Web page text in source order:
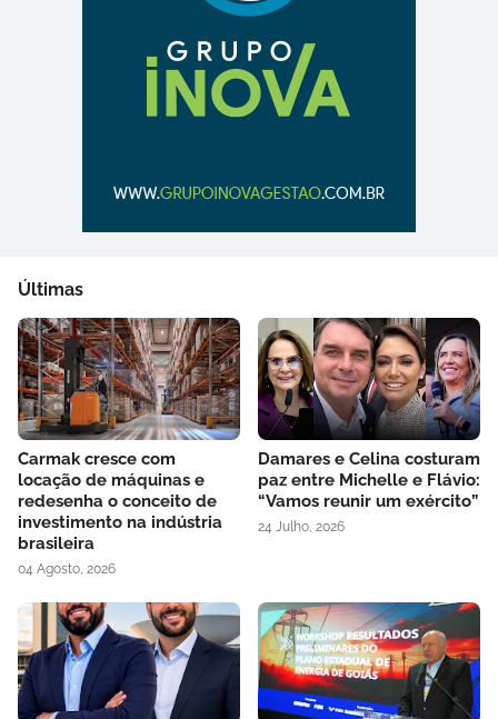
Últimas
Carmak cresce com
locação de máquinas e
redesenha o conceito de
investimento na indústria
brasileira
04 Agosto, 2026
Damares e Celina costuram
paz entre Michelle e Flávio:
“Vamos reunir um exército”
24 Julho, 2026